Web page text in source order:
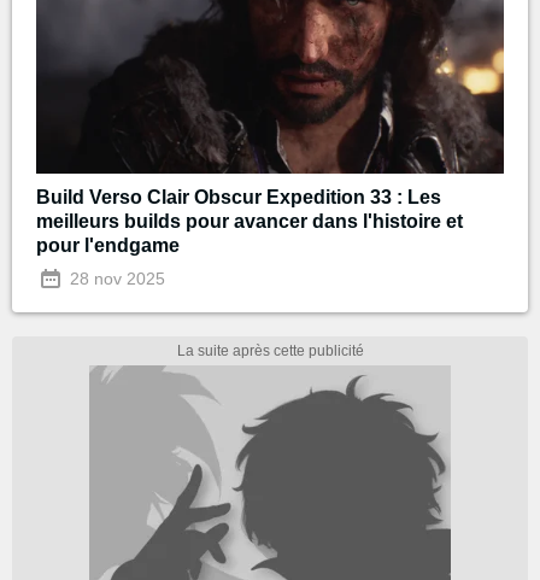
Build Verso Clair Obscur Expedition 33 : Les
meilleurs builds pour avancer dans l'histoire et
pour l'endgame
28 nov 2025